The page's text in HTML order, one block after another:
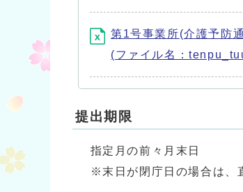
第1号事業所(介護予防
(ファイル名：
提出期限
指定月の前々月末日
※末日が閉庁日の場合は、